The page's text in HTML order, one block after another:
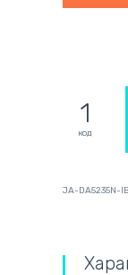
1
код
JA-DA5235N-